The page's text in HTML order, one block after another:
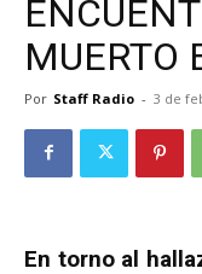
MUERTO
Por Staff Radio - 3 de
En torno al